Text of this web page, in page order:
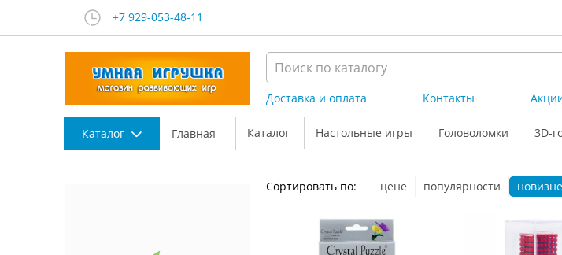
+7 929-053-48-11
Доставка и оплата Контакты
Каталог Главная Каталог Настольные игры Головоломки 3D-
Сортировать по: цене популярности новизне